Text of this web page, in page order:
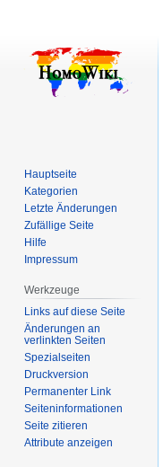
Hauptseite
Kategorien
Letzte Änderungen
Zufällige Seite
Hilfe
Impressum
Werkzeuge
Links auf diese Seite
Änderungen an
verlinkten Seiten
Spezialseiten
Druckversion
Permanenter Link
Seiten­­informationen
Seite zitieren
Attribute anzeigen